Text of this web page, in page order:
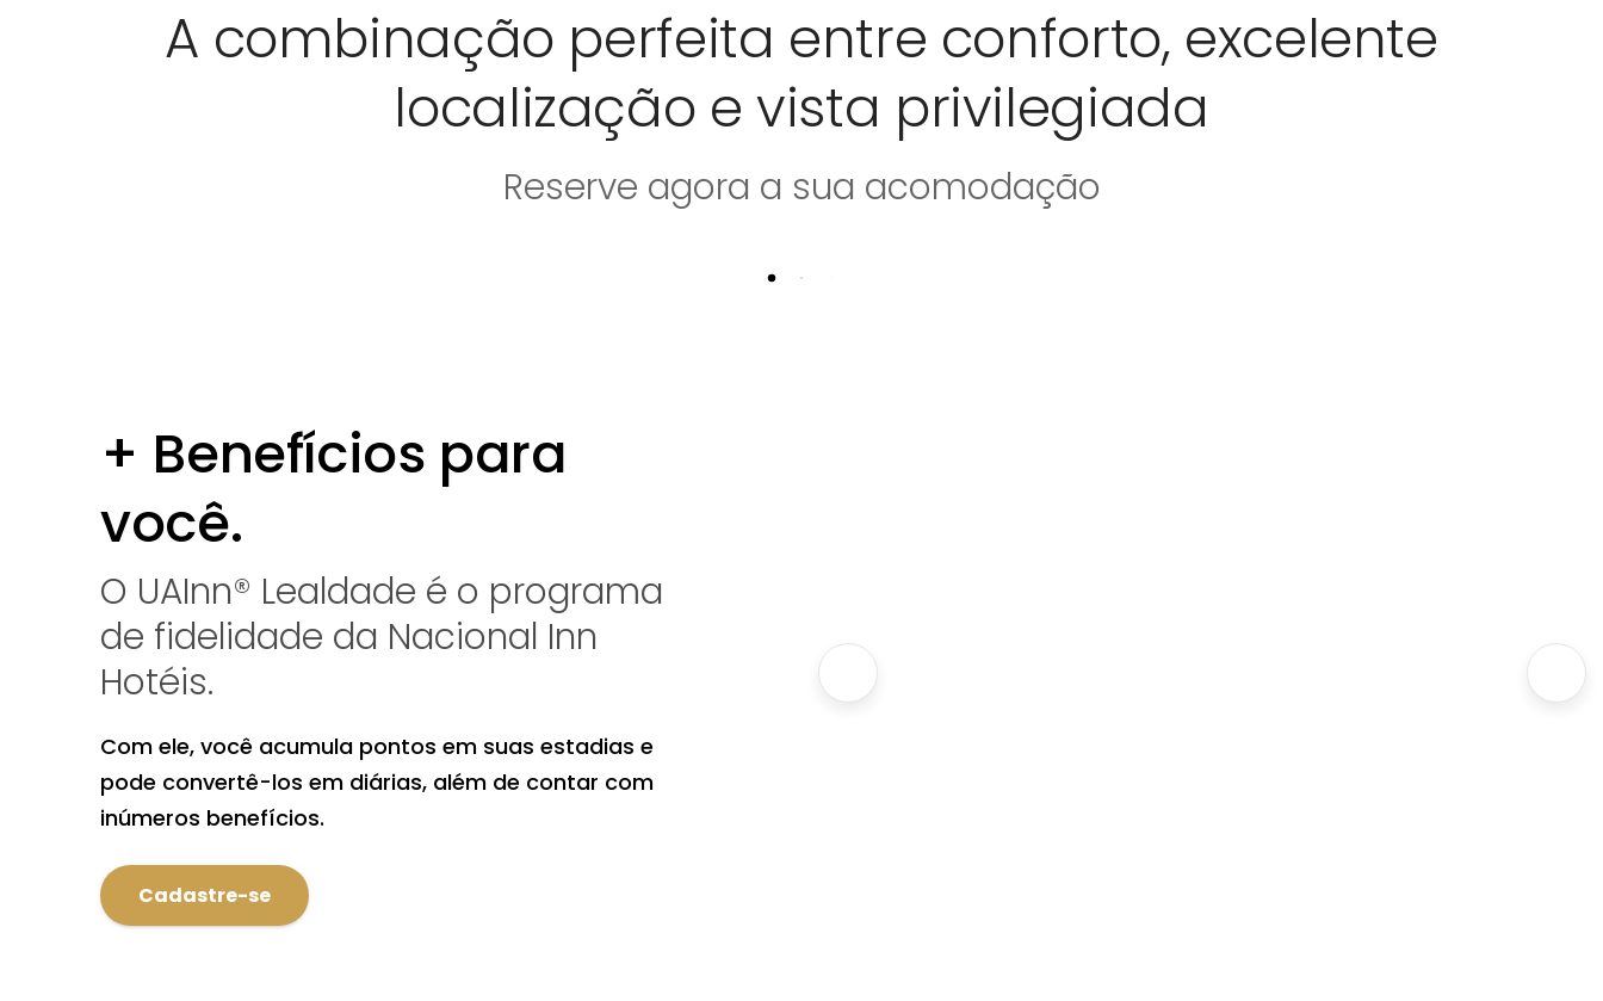
A combinação perfeita entre conforto, excelente
localização e vista privilegiada
Reserve agora a sua acomodação
+ Benefícios para
você.
O UAInn® Lealdade é o programa
de fidelidade da Nacional Inn
Hotéis.
Com ele, você acumula pontos em suas estadias e
pode convertê-los em diárias, além de contar com
inúmeros benefícios.
Cadastre-se